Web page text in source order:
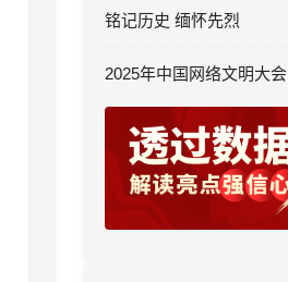
铭记历史 缅怀先烈
2025年中国网络文明大会